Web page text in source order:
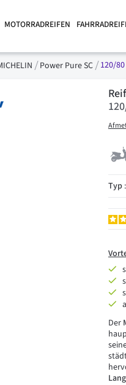
MOTORRADREIFEN
Power Pure SC 120/
Typ
Der